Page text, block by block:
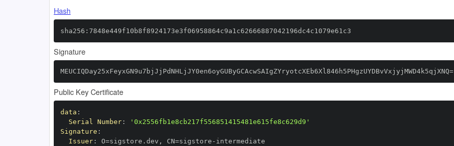
Hash
sha256:7848e449f10b8f8924173e3f06958864c9a1c62666887042196dc4c1079e61c3
Signature
MEUCIQDay25xFeyxGN9u7bjJjPdNHLjJY0en6oyGUByGCAcwSAIgZYryotcXEb6Xl846h5PHgzUYDBvVxjyjMWD4k5qjXNQ=
Public Key Certificate
data :
Serial Number:
'0x2556fb1e8cb217f556851415481e615fe8c629d9'
Signature :
Issuer: O=sigstore.dev , CN=sigstore -